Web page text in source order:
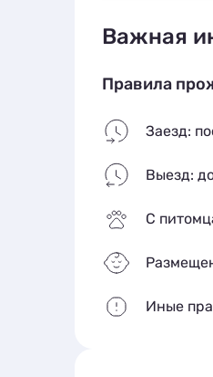
Важная
Правила
Заезд:
Выезд:
С
Иные